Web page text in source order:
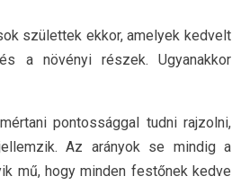
születtek ekkor, amelyek kedvelt
a növényi részek. Ugyanakkor
pontossággal tudni rajzolni,
Az arányok se mindig a
mű, hogy minden festőnek kedve